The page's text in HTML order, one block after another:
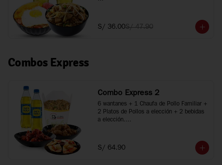
S/ 36.00S/ 47.90
Combos Express
Combo Express 2
6 wantanes + 1 Chaufa de Pollo Familiar +
2 Platos de Pollos a elección + 2 bebidas
a elección.
*Imágenes referenciales
S/ 64.90